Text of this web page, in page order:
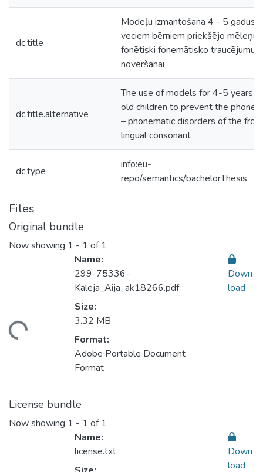
dc.title
Modeļu izmantošana 4 - 5 gadus
veciem bērniem priekšējo mēleņu
fonētiski fonemātisko traucējumu
novēršanai
dc.title.alternative
The use of models for 4-5 years
old children to prevent the
– phonematic disorders of the front
lingual consonant
dc.type
info:eu-
repo/semantics/bachelorThesis
Files
Original bundle
Now showing 1 - 1 of 1
Name:
299-75336-
Kaleja_Aija_ak18266.pdf
Size:
3.32 MB
Format:
Adobe Portable Document
Format
Down
load
License bundle
Now showing 1 - 1 of 1
Name:
license.txt
Down
load